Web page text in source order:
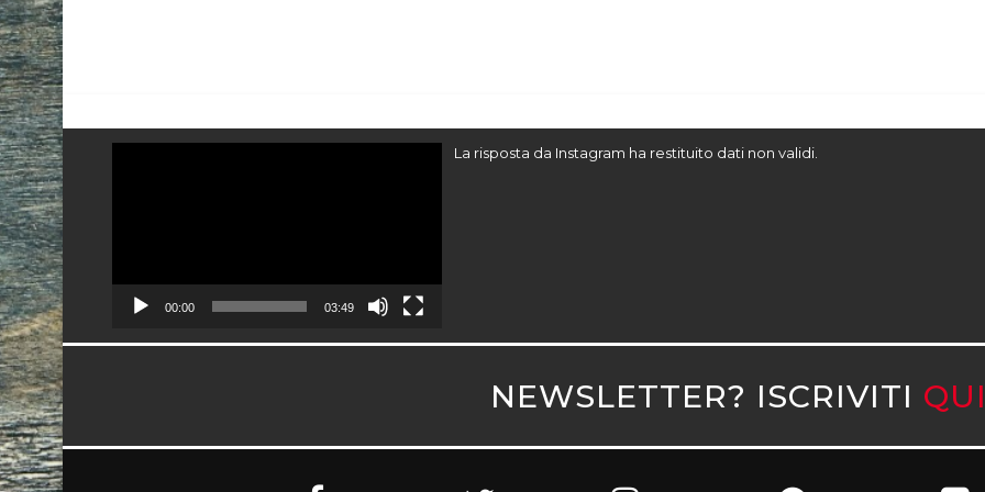
00:00 03:49
La risposta da Instagram ha restituito dati non validi.
NEWSLETTER? ISCRIVITI QUI